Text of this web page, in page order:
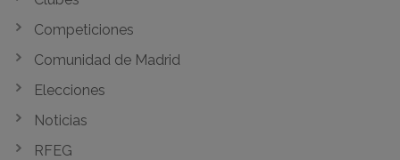
Competiciones
Comunidad de Madrid
Elecciones
Noticias
RFEG